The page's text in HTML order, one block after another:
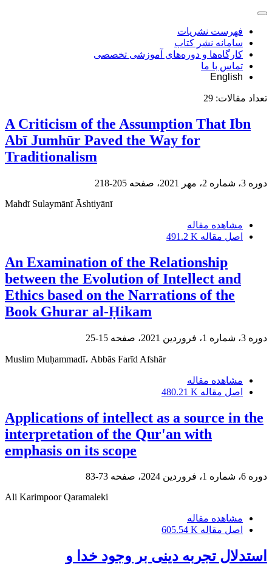
فهرست نشریات
سامانه نشر کتاب
کارگاه‌ها و دوره‌های آموزشی تخصصی
تماس با ما
English
تعداد مقالات: 29
A Criticism of the Assumption That Ibn
Abī Jumhūr Paved the Way for
Traditionalism
دوره 3، شماره 2، مهر 2021، صفحه
205-218
Mahdī Sulaymānī Āshtiyānī
مشاهده مقاله
اصل مقاله 491.2 K
An Examination of the Relationship
between the Evolution of Intellect and
Ethics based on the Narrations of the
Book Ghurar al-Ḥikam
دوره 3، شماره 1، فروردین 2021، صفحه 15-25
Muslim Muḥammadī، Abbās Farīd Afshār
مشاهده مقاله
اصل مقاله 480.21 K
Applications of intellect as a source in the
interpretation of the Qur'an with
emphasis on its scope
دوره 6، شماره 1، فروردین 2024، صفحه
73-83
Ali Karimpoor Qaramaleki
مشاهده مقاله
اصل مقاله 605.54 K
استدلال تجربه دینی بر وجود خدا و